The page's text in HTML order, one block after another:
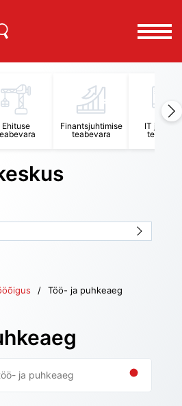
Ehituse
Finantsjuhtimise
teabevara
IT
Töö- ja puhkeaeg